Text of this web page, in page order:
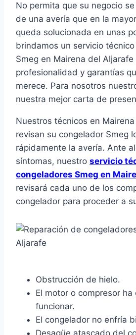
No permita que su negocio
de una avería que en la
queda solucionada en unas
brindamos un servicio
Smeg en Mairena del
profesionalidad y garantías
merece. Para nosotros
nuestra mejor carta de
Nuestros técnicos en
revisan su congelador Smeg
rápidamente la avería. Ante
síntomas, nuestro servicio
congeladores Smeg en
revisará cada uno de los
congelador para proceder a
Obstrucción de hielo.
El motor o compresor
funcionar.
El congelador no enfría